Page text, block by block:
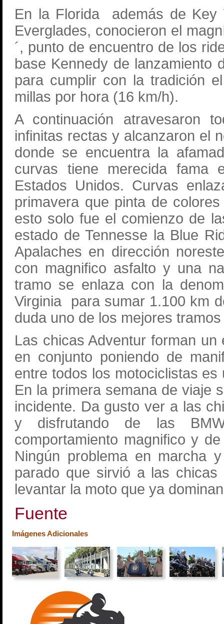
En la Florida además de Key
Everglades, conocieron el
´, punto de encuentro de los
base Kennedy de lanzamiento
para cumplir con la tradición
millas por hora (16 km/h).
A continuación atravesaron
infinitas rectas y alcanzaron el
donde se encuentra la
curvas tiene merecida fama
Estados Unidos. Curvas
primavera que pinta de
esto solo fue el comienzo de
estado de Tennesse la Blue
Apalaches en dirección
con magnifico asfalto y una
tramo se enlaza con la
Virginia para sumar 1.100 km
duda uno de los mejores
Las chicas Adventur forman
en conjunto poniendo de
entre todos los motociclistas
En la primera semana de viaje
incidente. Da gusto ver a las
y disfrutando de las
comportamiento magnifico y
Ningún problema en marcha
parado que sirvió a las
levantar la moto que ya
Fuente
Imágenes Adicionales